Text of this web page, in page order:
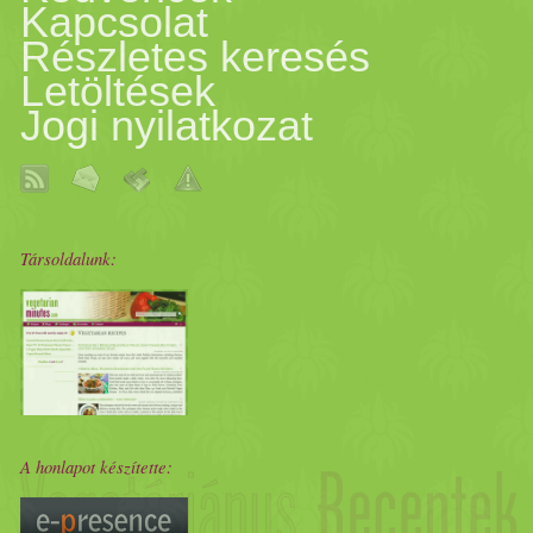
#életmódváltás #szokások
#éljharmóniában
Kapcsolat
Részletes keresés
Letöltések
Jogi nyilatkozat
Társoldalunk:
A honlapot készítette: